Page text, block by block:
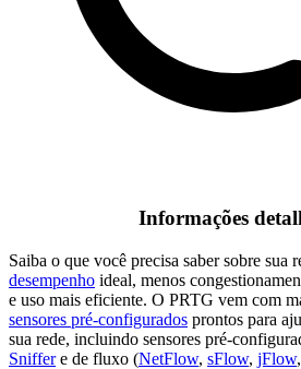
Informações
Saiba o que você precisa saber sobre sua
desempenho ideal, menos
e uso mais eficiente. O PRTG vem com
sensores pré-configurados prontos para
sua rede, incluindo sensores pré-
Sniffere de fluxo (NetFlow, sFlow, jFlow,